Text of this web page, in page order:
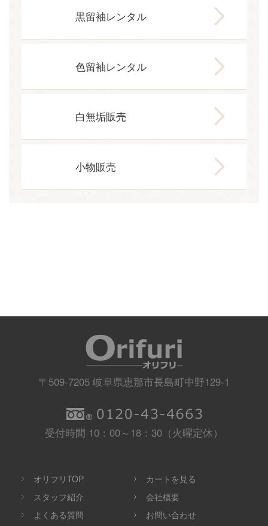
黒留袖レンタル
色留袖レンタル
白無垢販売
小物販売
〒509-7205 岐阜県恵那市長島町中野129-1
受付時間 10：00～18：30（火曜定休）
オリフリTOP
カートを見る
スタッフ紹介
会社概要
よくある質問
お問い合わせ